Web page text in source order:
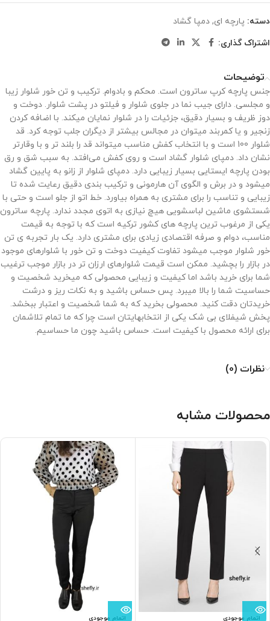
دسته: پارچه ای, دمپا گشاد
اشتراک گذاری:
توضیحات
جنس پارچه کرپ ساترون است. محکم و بادوام. ترکیب و تن خور شلوار زیبا
و مجلسی. دارای جیب نما در جلوی شلوار و فیلتو در پشت شلوار. دوخت و
دوز ظریف و بسیار دقیق، جزئیات را در شلوار نمایان میکند. با اضافه کردن
زنجیر و یا کمربند میتوان در مجالس بیشتر از دیگران جلب توجه کرد. قد
شلوار 100 است و با انتخاب کفش مناسب میتواند قد را بلند تر و با وقارتر
نشان داد. دمپای شلوار گشاد است و روی کفش می‌افتد. به سبب شق و رق
بودن پارچه ایستایی بسیار زیبایی دارد. دمپای شلوار از زانو به پایین گشاد
میشود و در برش و الگوی آن هارمونی و ترکیب بندی دقیق رعایت شده تا
زیبایی و تناسب را برای مشتری به همراه بیاورد. خط اتو از جلو است و حتی با
شستشوی ماشین لباسشویی هیچ نیازی به اتوی مجدد ندارد. پارچه ساترون
یکی از مرغوب ترین پارچه های کشور ترکیه است که با توجه به قیمت
مناسب، دوام و صرفه اقتصادی زیادی برای مشتری دارد. یک بار تجربه ی تن
خور شلوار موجب میشود تفاوت کیفیت دوخت و تن خور با شلوارهای موجود
در بازار را بچشید. ممکن است قیمت شلوارهای ارزان تر در بازار موجب ترغیب
شما برای خرید باشد اما کیفیت و زیبایی محصولی که میخرید شخصیت و
حساسیت شما را بالا میبرد. پس حساس باشید و به نکات ریز و درشت
خریدتان دقت کنید. محصولی بخرید که به شما شخصیت و اعتبار ببخشد.
پخش شیفلای بی شک یکی از انتخابهایتان است چرا که ما تمام تلاشمان
برای ارائه محصول با کیفیت است. حساس باشید چون ما حساسیم.
نظرات (0)
محصولات مشابه
اتمام موجودی اتمام موجودی